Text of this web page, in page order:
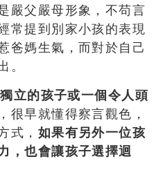
嚴父嚴母形象，不苟言
常提到別家小孩的表現
爸媽生氣，而對於自己
。
立的孩子或一個令人頭
很早就懂得察言觀色，
式， 如果有另外一位孩
，也會讓孩子選擇迴